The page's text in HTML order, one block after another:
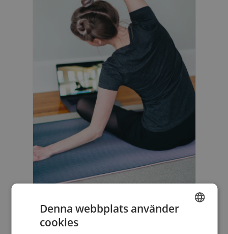
Denna webbplats använder
cookies